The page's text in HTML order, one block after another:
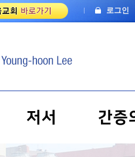
로그인
저서 간증